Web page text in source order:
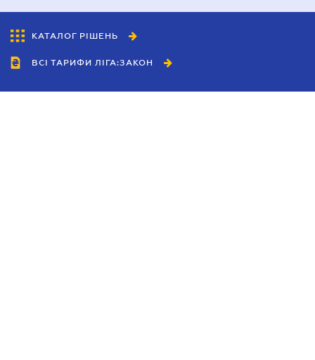
КАТАЛОГ РІШЕНЬ
ВСІ ТАРИФИ ЛІГА:ЗАКОН